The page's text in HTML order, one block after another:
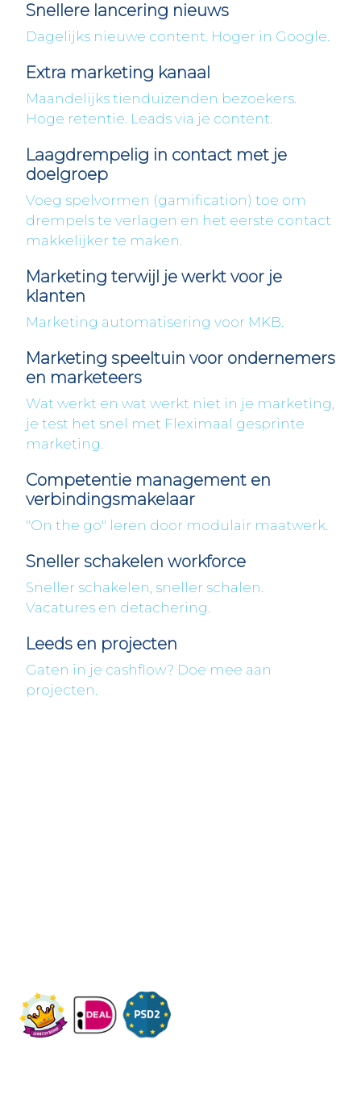
Snellere lancering nieuws
Dagelijks nieuwe content. Hoger in Google.
Extra marketing kanaal
Maandelijks tienduizenden bezoekers.
Hoge retentie. Leads via je content.
Laagdrempelig in contact met je
doelgroep
Voeg spelvormen (gamification) toe om
drempels te verlagen en het eerste contact
makkelijker te maken.
Marketing terwijl je werkt voor je
klanten
Marketing automatisering voor MKB.
Marketing speeltuin voor ondernemers
en marketeers
Wat werkt en wat werkt niet in je marketing,
je test het snel met Fleximaal gesprinte
marketing.
Competentie management en
verbindingsmakelaar
"On the go" leren door modulair maatwerk.
Sneller schakelen workforce
Sneller schakelen, sneller schalen.
Vacatures en detachering.
Leeds en projecten
Gaten in je cashflow? Doe mee aan
projecten.